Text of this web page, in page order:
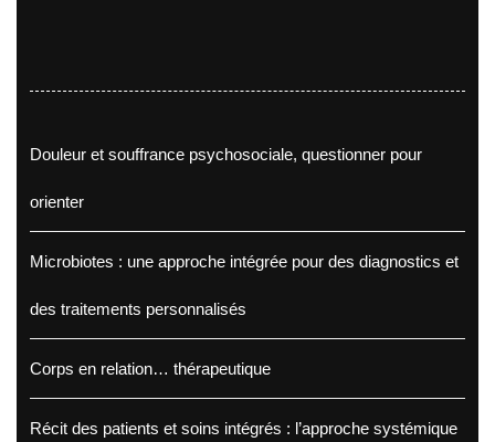
Douleur et souffrance psychosociale, questionner pour
orienter
Microbiotes : une approche intégrée pour des diagnostics et
des traitements personnalisés
Corps en relation… thérapeutique
Récit des patients et soins intégrés : l’approche systémique